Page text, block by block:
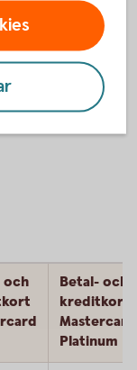
och
Betal- och
kreditkort
Mastercard
Platinum